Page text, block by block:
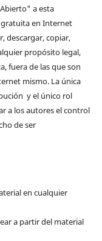
a esta
en Internet
descargar, copiar,
propósito legal,
fuera de las que son
mismo. La única
y el único rol
a los autores el control
de ser
en cualquier
a partir del material